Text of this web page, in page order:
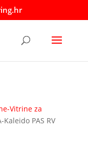
Vitrine za
Kaleido PAS RV